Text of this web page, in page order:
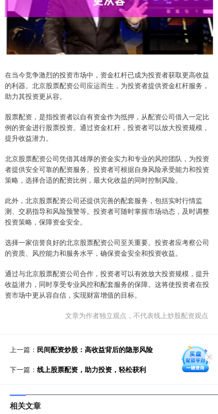
在当今竞争激烈的投资市场中，资金杠杆已成为投资者获取更高收益
的利器。北京股票配资公司应运而生，为投资者提供资金杠杆服务，
助力其投资更从容。
股票配资，是指投资者以自有资金作为抵押，从配资公司借入一定比
例的资金进行股票投资。通过资金杠杆，投资者可以放大投资规模，
提升收益潜力。
北京股票配资公司凭借其雄厚的资金实力和专业的风控团队，为投资
者提供安全可靠的配资服务。投资者可根据自身风险承受能力和投资
策略，选择合适的配资比例，最大化收益的同时控制风险。
此外，北京股票配资公司还提供完善的配套服务，包括实时行情监
测、交易指导和风险预警等。投资者可随时掌握市场动态，及时调整
投资策略，保障资金安全。
选择一家信誉良好的北京股票配资公司至关重要。投资者应考察公司
的资质、风控能力和服务水平，确保资金安全和投资收益。
通过与北京股票配资公司合作，投资者可以有效放大投资规模，提升
收益潜力，同时享受专业风控和配套服务的保障。这将使投资者在投
资市场中更从容自信，实现财富增值的目标。
文章为作者独立观点，不代表线上炒股配资观点
上一篇： 民间配资炒股：高收益背后的隐形风险
下一篇： 线上股票配资，助力投资，轻松获利
相关文章